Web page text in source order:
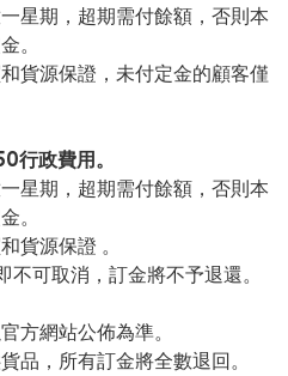
星期，超期需付餘額，否則本
。
貨源保證，未付定金的顧客僅
行政費用。
星期，超期需付餘額，否則本
。
貨源保證 。
可取消，訂金將不予退還。
方網站公佈為準。
品，所有訂金將全數退回。